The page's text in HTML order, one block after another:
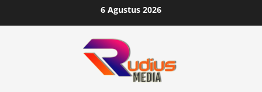
to
6 Agustus 2026